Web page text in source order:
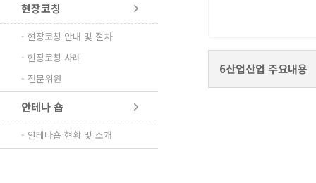
현장코칭
- 현장코칭 안내 및 절차
- 현장코칭 사례
- 전문위원
안테나 숍
- 안테나숍 현황 및 소개
6산업산업 주요내용